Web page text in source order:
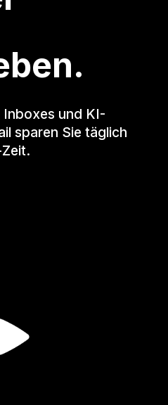
Inboxes und KI-
sparen Sie täglich